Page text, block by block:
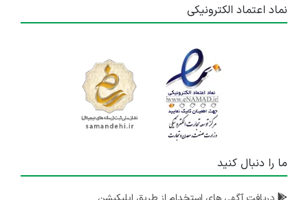
کارشناس حسابداری صنعتی و مالی
۱ سال پیش
نماد اعتماد الکترونیکی
ما را دنبال کنید